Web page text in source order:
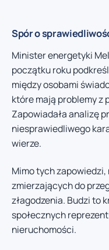
Spór o
Minister energetyki
początku roku
między osobami
które mają problemy z
Zapowiadała analizę
niesprawiedliwego
wierze.
Mimo tych
zmierzających do
złagodzenia. Budzi to
społecznych
nieruchomości.